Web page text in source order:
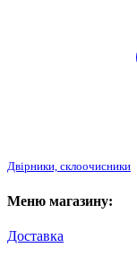
Двірники, склоочисники
Меню магазину:
Доставка